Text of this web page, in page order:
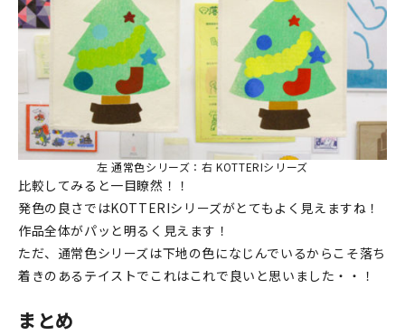
左 通常色シリーズ：右 KOTTERIシリーズ
比較してみると一目瞭然！！
発色の良さではKOTTERIシリーズがとてもよく見えますね！
作品全体がパッと明るく見えます！
ただ、通常色シリーズは下地の色になじんでいるからこそ落ち
着きのあるテイストでこれはこれで良いと思いました・・！
まとめ